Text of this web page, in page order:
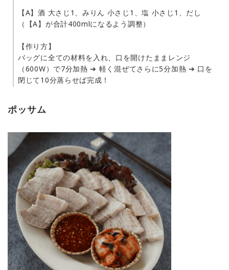
【A】酒 大さじ1、みりん 小さじ1、塩 小さじ1、だし
（【A】が合計400mlになるよう調整）
【作り方】
バッグに全ての材料を入れ、口を開けたままレンジ
（600W）で7分加熱 ➔ 軽く混ぜてさらに5分加熱 ➔ 口を
閉じて10分蒸らせば完成！
ポッサム